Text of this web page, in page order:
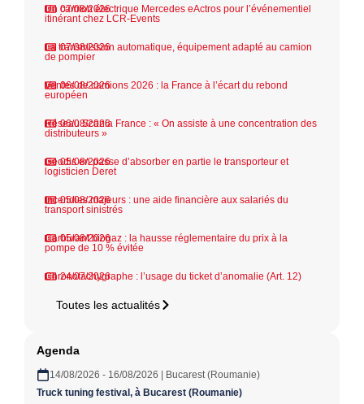
07/08/2026
Un camion électrique Mercedes eActros pour l’événementiel
itinérant chez LCR-Events
07/08/2026
La transmission automatique, équipement adapté au camion
de pompier
06/08/2026
Ventes de camions 2026 : la France à l’écart du rebond
européen
06/08/2026
Réseau Scania France : « On assiste à une concentration des
distributeurs »
05/08/2026
Geodis en passe d’absorber en partie le transporteur et
logisticien Deret
05/08/2026
Incendies majeurs : une aide financière aux salariés du
transport sinistrés
05/08/2026
Carburant biogaz : la hausse réglementaire du prix à la
pompe de 10 % évitée
24/07/2026
Chronotachygraphe : l’usage du ticket d’anomalie (Art. 12)
Toutes les actualités
Agenda
14/08/2026 - 16/08/2026 | Bucarest (Roumanie)
Truck tuning festival, à Bucarest (Roumanie)